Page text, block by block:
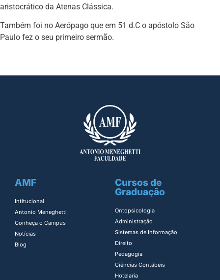
aristocrático da Atenas Clássica.
Também foi no Aerópago que em 51 d.C o apóstolo São
Paulo fez o seu primeiro sermão.
AMF
Intitucional
Antonio Meneghetti
Conheça o Campus
Notícias
Blog
Cursos de
Graduação
Ontopsicologia ​
Administração​
Sistemas de Informação​
Direito​
Pedagogia
Ciências Contábeis
Hotelaria